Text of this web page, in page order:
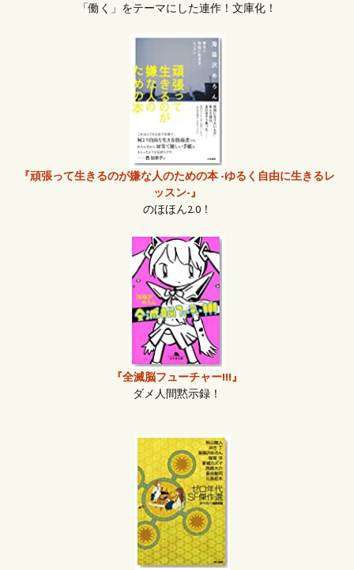
「働く」をテーマにした連作！文庫化！
『頑張って生きるのが嫌な人のための本 -ゆるく自由に生きるレ
ッスン-』
のほほん2.0！
『全滅脳フューチャー!!!』
ダメ人間黙示録！